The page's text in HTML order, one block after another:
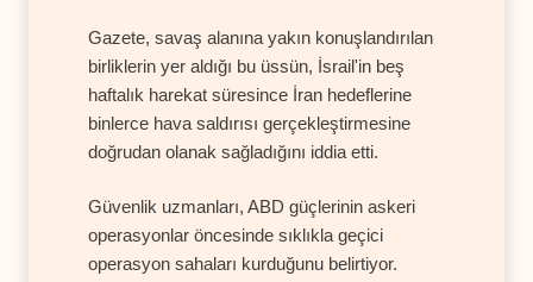
Gazete, savaş alanına yakın konuşlandırılan
birliklerin yer aldığı bu üssün, İsrail'in beş
haftalık harekat süresince İran hedeflerine
binlerce hava saldırısı gerçekleştirmesine
doğrudan olanak sağladığını iddia etti.
Güvenlik uzmanları, ABD güçlerinin askeri
operasyonlar öncesinde sıklıkla geçici
operasyon sahaları kurduğunu belirtiyor.